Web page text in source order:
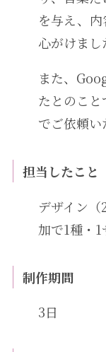
を与え、
心がけまし
また、
たとのこ
でご依頼い
担当したこと
デザイン
加で1種・1
制作期間
3日